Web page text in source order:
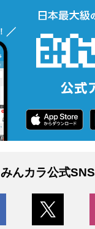
みんカラ公式SNS